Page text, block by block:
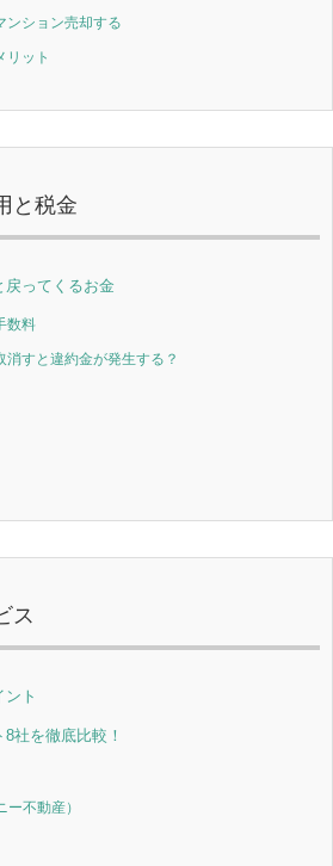
ンション売却する
リット
と税金
戻ってくるお金
数料
消すと違約金が発生する？
ス
ト
社を徹底比較！
不動産）